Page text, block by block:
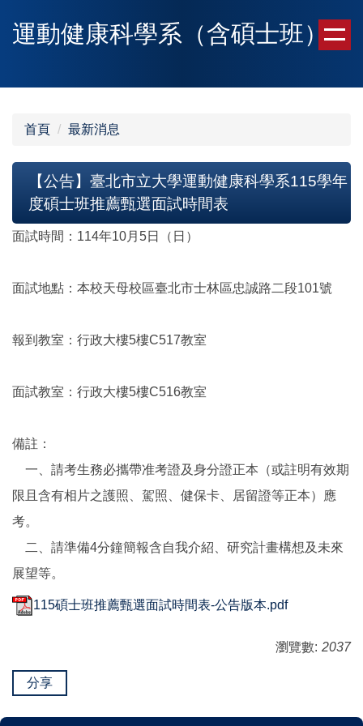
到
內
運動健康科學系（含碩士班）
首頁 最新消息
【公告】臺北市立大學運動健康科學系115學年
度碩士班推薦甄選面試時間表
面試時間：114年10月5日（日）
面試地點：本校天母校區臺北市士林區忠誠路二段101號
報到教室：行政大樓5樓C517教室
面試教室：行政大樓5樓C516教室
備註：
一、請考生務必攜帶准考證及身分證正本（或註明有效期
限且含有相片之護照、駕照、健保卡、居留證等正本）應
考。
二、請準備4分鐘簡報含自我介紹、研究計畫構想及未來
展望等。
115碩士班推薦甄選面試時間表-公告版本.pdf
瀏覽數: 2037
分享